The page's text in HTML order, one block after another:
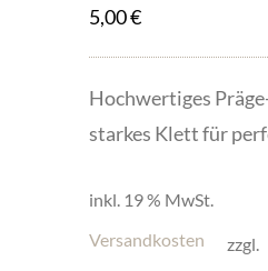
5,00€
Hochwertiges
starkes Klett für
inkl. 19 % MwSt.
zzgl.
Versandkosten